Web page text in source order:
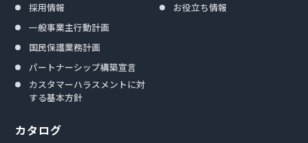
採用情報
一般事業主行動計画
国民保護業務計画
パートナーシップ構築宣言
カスタマーハラスメントに対
する基本方針
カタログ
お役立ち情報